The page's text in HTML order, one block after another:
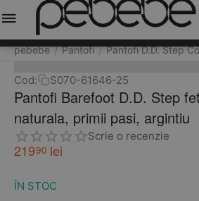
pebebe / Pantofi / Pantofi D.D. Step
Cod: S070-61646-25
Pantofi Barefoot D.D. Step
naturala, primii pasi, argintiu
Scrie o recenzie
21990 lei
ÎN STOC
Meniu Caută Cos